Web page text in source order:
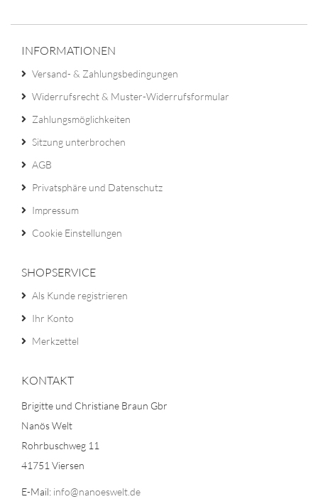
INFORMATIONEN
Versand- & Zahlungsbedingungen
Widerrufsrecht & Muster-Widerrufsformular
Zahlungsmöglichkeiten
Sitzung unterbrochen
AGB
Privatsphäre und Datenschutz
Impressum
Cookie Einstellungen
SHOPSERVICE
Als Kunde registrieren
Ihr Konto
Merkzettel
KONTAKT
Brigitte und Christiane Braun Gbr
Nanös Welt
Rohrbuschweg 11
41751 Viersen
E-Mail: info@nanoeswelt.de